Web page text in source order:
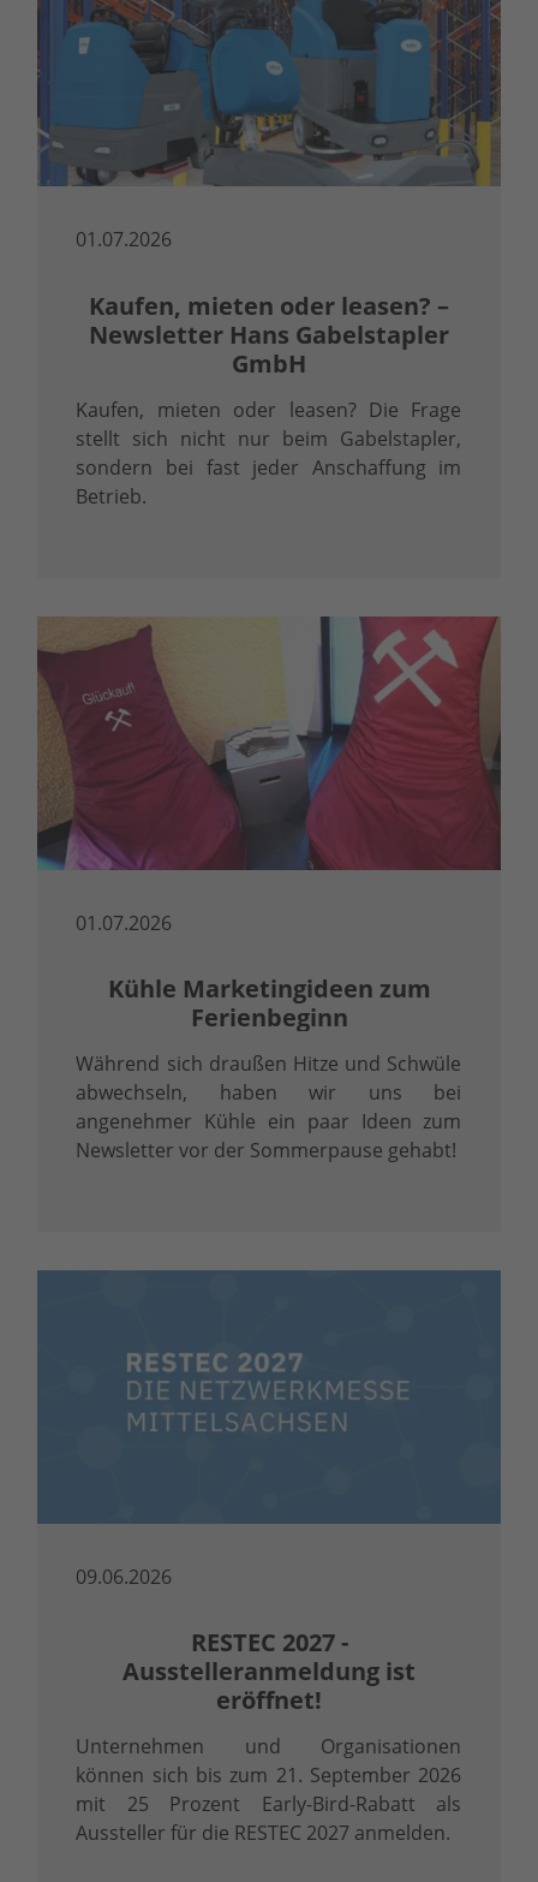
01.07.2026
Kaufen, mieten oder leasen? –
Newsletter Hans Gabelstapler
GmbH
Kaufen, mieten oder leasen? Die Frage
stellt sich nicht nur beim Gabelstapler,
sondern bei fast jeder Anschaffung im
Betrieb.
01.07.2026
Kühle Marketingideen zum
Ferienbeginn
Während sich draußen Hitze und Schwüle
abwechseln, haben wir uns bei
angenehmer Kühle ein paar Ideen zum
Newsletter vor der Sommerpause gehabt!
09.06.2026
RESTEC 2027 -
Ausstelleranmeldung ist
eröffnet!
Unternehmen und Organisationen
können sich bis zum 21. September 2026
mit 25 Prozent Early-Bird-Rabatt als
Aussteller für die RESTEC 2027 anmelden.